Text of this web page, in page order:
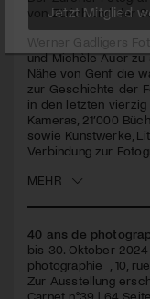
seconds
von Zürich und der
Werner Gadligers
und Michèle Auer zu
Nähe von Genf die
zur Geschichte der
in den letzten
Kameras, 21’000
sowie Kunstwerke,
Verbindung zur
MEHR
40 ans de
bis 30. Oktober
photographie , 10,
Zur Ausstellung
Carnet n°39 | 64
Jetzt Mitglied